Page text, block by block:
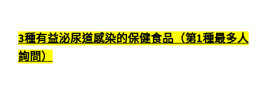
3種有益泌尿道感染的保健食品（第1種最多人
詢問）